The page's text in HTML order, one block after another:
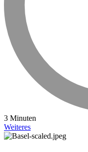
3 Minuten
Weiteres